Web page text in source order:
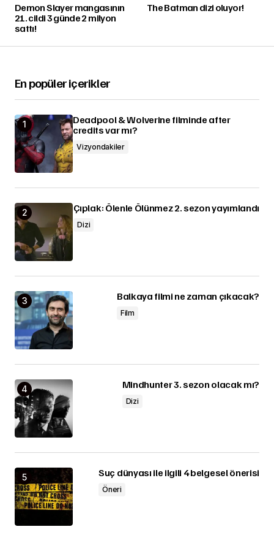
Demon Slayer mangasının
21. cildi 3 günde 2 milyon
sattı!
The Batman dizi oluyor!
En popüler içerikler
Deadpool & Wolverine filminde after
credits var mı?
Vizyondakiler
Çıplak: Ölenle Ölünmez 2. sezon yayımlandı
Dizi
Balkaya filmi ne zaman çıkacak?
Film
Mindhunter 3. sezon olacak mı?
Dizi
Suç dünyası ile ilgili 4 belgesel önerisi
Öneri